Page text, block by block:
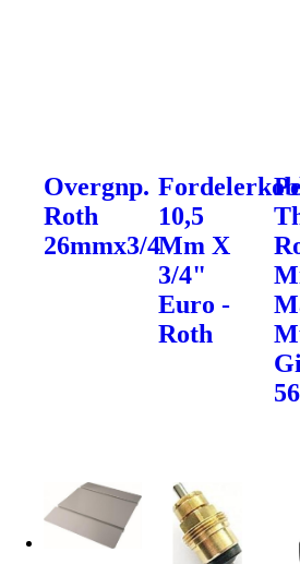
Overgnp.
Roth
26mmx3/4
10,5
Mm X
3/4"
Euro -
Roth